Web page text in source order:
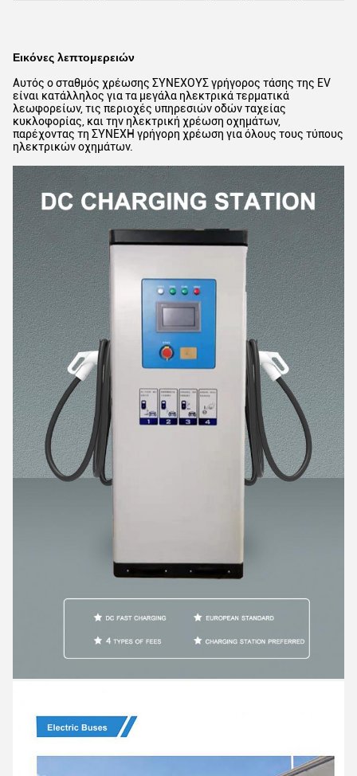
Εικόνες λεπτομερειών
Αυτός ο σταθμός χρέωσης ΣΥΝΕΧΟΥΣ γρήγορος τάσης της EV
είναι κατάλληλος για τα μεγάλα ηλεκτρικά τερματικά
λεωφορείων, τις περιοχές υπηρεσιών οδών ταχείας
κυκλοφορίας, και την ηλεκτρική χρέωση οχημάτων,
παρέχοντας τη ΣΥΝΕΧΗ γρήγορη χρέωση για όλους τους τύπους
ηλεκτρικών οχημάτων.